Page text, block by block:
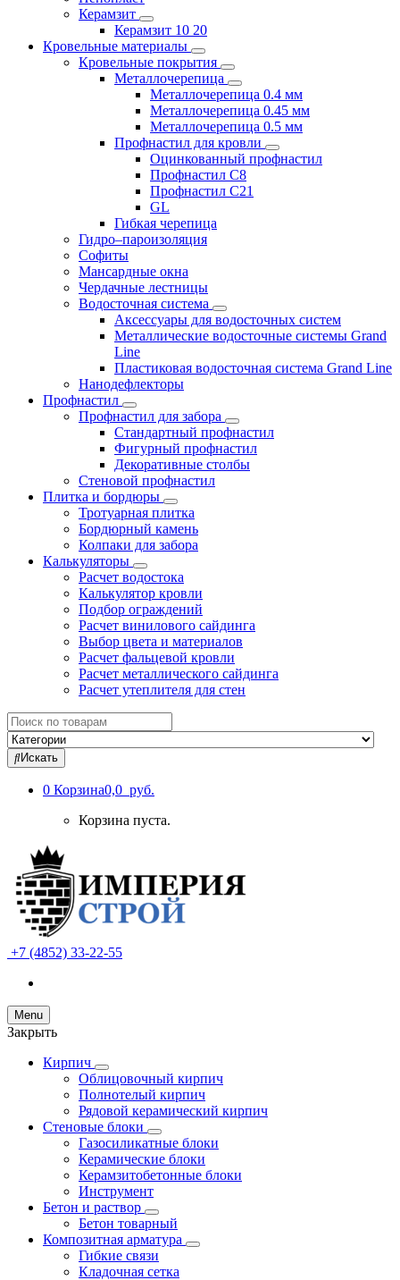
Керамзит
Керамзит 10 20
Кровельные материалы
Кровельные покрытия
Металлочерепица
Металлочерепица 0.4 мм
Металлочерепица 0.45 мм
Металлочерепица 0.5 мм
Профнастил для кровли
Оцинкованный профнастил
Профнастил С8
Профнастил С21
GL
Гибкая черепица
Гидро–пароизоляция
Софиты
Мансардные окна
Чердачные лестницы
Водосточная система
Аксессуары для водосточных систем
Металлические водосточные системы Grand
Line
Пластиковая водосточная система Grand Line
Нанодефлекторы
Профнастил
Профнастил для забора
Стандартный профнастил
Фигурный профнастил
Декоративные столбы
Стеновой профнастил
Плитка и бордюры
Тротуарная плитка
Бордюрный камень
Колпаки для забора
Калькуляторы
Расчет водостока
Калькулятор кровли
Подбор ограждений
Расчет винилового сайдинга
Выбор цвета и материалов
Расчет фальцевой кровли
Расчет металлического сайдинга
Расчет утеплителя для стен
Search
for:
Искать
0 Корзина0,0 руб.
Корзина пуста.
+7 (4852) 33-22-55
Menu
Закрыть
Кирпич
Облицовочный кирпич
Полнотелый кирпич
Рядовой керамический кирпич
Стеновые блоки
Газосиликатные блоки
Керамические блоки
Керамзитобетонные блоки
Инструмент
Бетон и раствор
Бетон товарный
Композитная арматура
Гибкие связи
Кладочная сетка